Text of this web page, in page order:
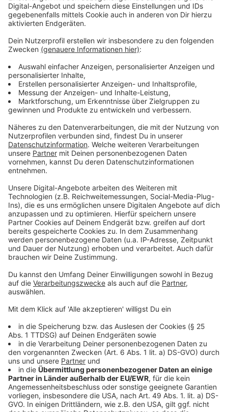
Wir benötigen Ihre
Zustimmung, um den YouTube
Video-Service zu laden!
Wir verwenden einen Service eines
Drittanbieters, um Videoinhalte
einzubetten. Dieser Service kann
Daten zu Ihren Aktivitäten
sammeln. Bitte lesen Sie die
Details durch und stimmen Sie der
Nutzung des Service zu, um dieses
Mehr Informationen
Akzeptieren
powered byUsercentrics Consent
Management Platform
Für Victor ist Simon ein Vorbild. Der hat sein Coming
out schon hinter sich. Doch Victor ist sich nicht sicher:
Steht er nun auf Mädchen, auf Jungs oder sogar beide
Geschlechter?
Anzeige
©Copyright: Hulu / Disney+
Und plötzlich hat Victor eine Freundin. Das ist gut für
sein Ansehen an der Highschool und bringt die
Gerüchte zum verstummen. Aber in Victor brodelt es...
Anzeige
©Copyright: Hulu / Disney+